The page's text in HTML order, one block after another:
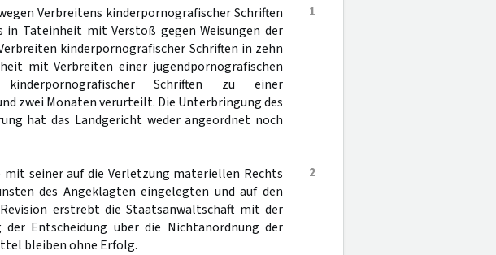
1
Verbreitens kinderpornografischer Schriften
Tateinheit mit Verstoß gegen Weisungen der
kinderpornografischer Schriften in zehn
mit Verbreiten einer jugendpornografischen
Schriften zu einer
zwei Monaten verurteilt. Die Unterbringung des
hat das Landgericht weder angeordnet noch
2
seiner auf die Verletzung materiellen Rechts
des Angeklagten eingelegten und auf den
erstrebt die Staatsanwaltschaft mit der
der Entscheidung über die Nichtanordnung der
bleiben ohne Erfolg.